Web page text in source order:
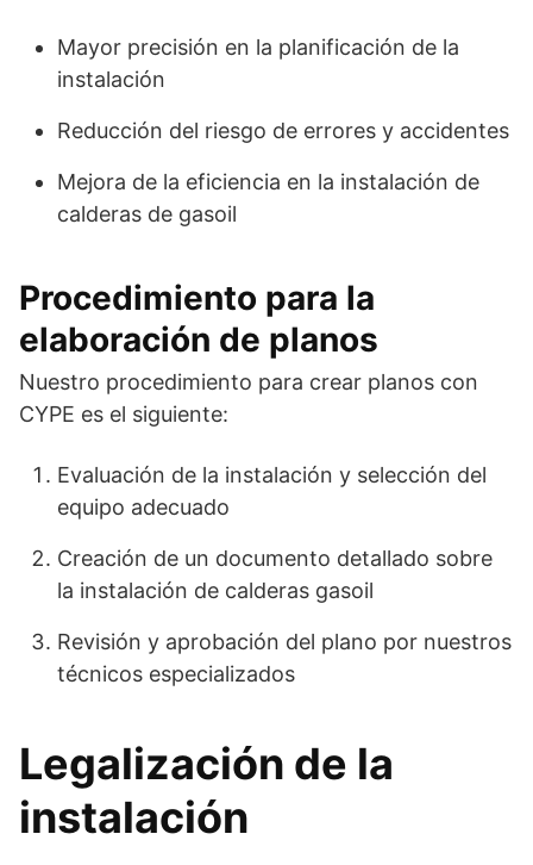
Mayor precisión en la planificación de la
instalación
Reducción del riesgo de errores y accidentes
Mejora de la eficiencia en la instalación de
calderas de gasoil
Procedimiento para la
elaboración de planos
Nuestro procedimiento para crear planos con
CYPE es el siguiente:
Evaluación de la instalación y selección del
equipo adecuado
Creación de un documento detallado sobre
la instalación de calderas gasoil
Revisión y aprobación del plano por nuestros
técnicos especializados
Legalización de la
instalación